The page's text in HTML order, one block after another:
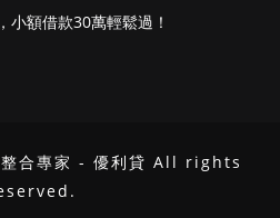
小額借款30萬輕鬆過！
合專家 - 優利貸 All rights